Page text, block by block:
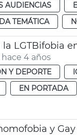
AUDIENCIAS
TEMÁTICA
la LGTBifobia
4 años
Y DEPORTE
EN PORTADA
y